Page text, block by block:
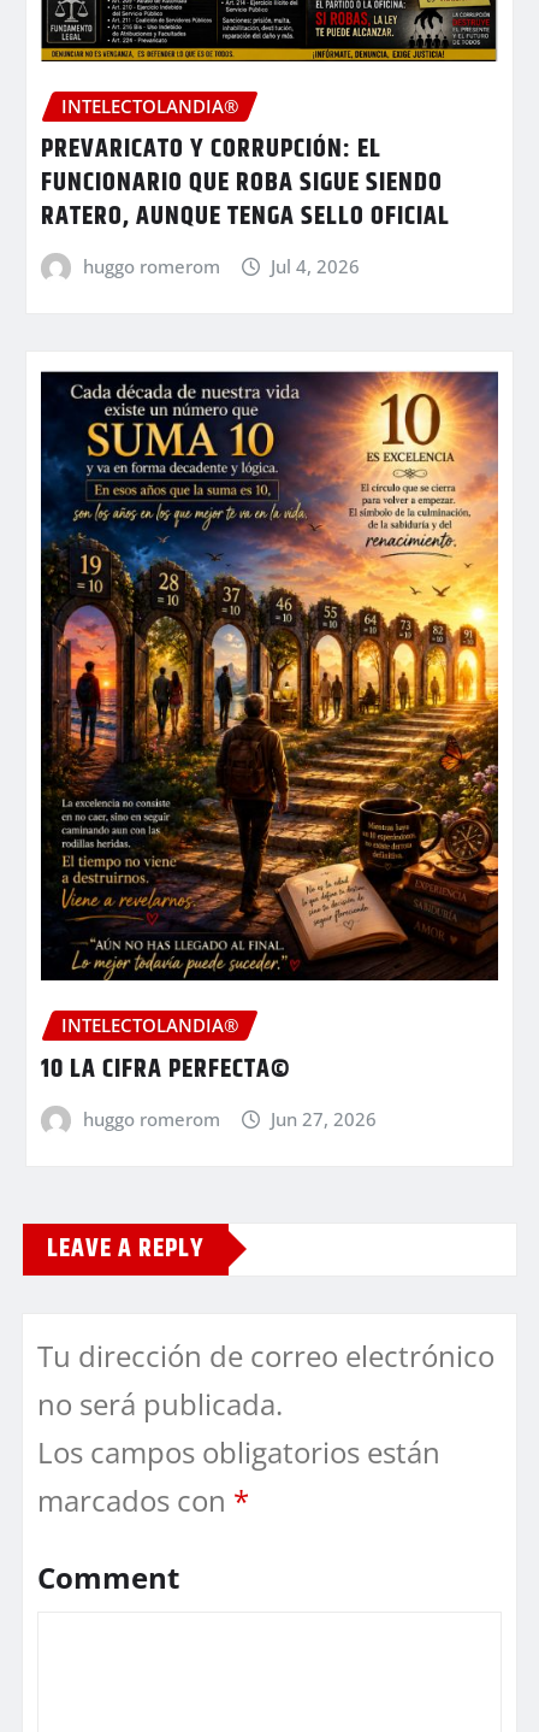
INTELECTOLANDIA®
PREVARICATO Y CORRUPCIÓN: EL
FUNCIONARIO QUE ROBA SIGUE SIENDO
RATERO, AUNQUE TENGA SELLO OFICIAL
huggo romerom Jul 4, 2026
INTELECTOLANDIA®
10 LA CIFRA PERFECTA©
huggo romerom Jun 27, 2026
LEAVE A REPLY
Tu dirección de correo electrónico
no será publicada.
Los campos obligatorios están
marcados con *
Comment